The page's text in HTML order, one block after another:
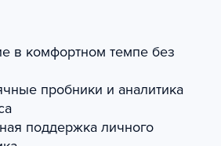
в комфортном темпе без
пробники и аналитика
поддержка личного